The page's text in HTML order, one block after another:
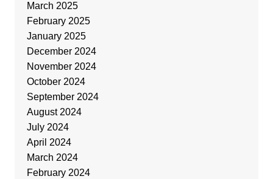
March 2025
February 2025
January 2025
December 2024
November 2024
October 2024
September 2024
August 2024
July 2024
April 2024
March 2024
February 2024